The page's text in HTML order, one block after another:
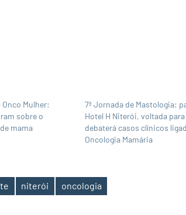
Mulher:
sobre o
mama
7ª Jornada de Mastologia:
Hotel H Niterói, voltada
debaterá casos clínicos
Oncologia Mamária
niterói oncologia